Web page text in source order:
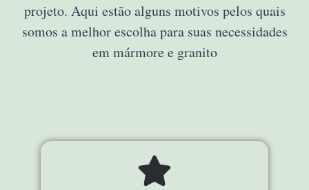
projeto. Aqui estão alguns motivos pelos quais
somos a melhor escolha para suas necessidades
em mármore e granito